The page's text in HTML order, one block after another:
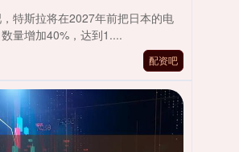
特斯拉将在2027年前把日本的电
量增加40%，达到1....
配资吧